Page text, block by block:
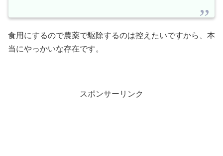
食用にするので農薬で駆除するのは控えたいですから、本
当にやっかいな存在です。
スポンサーリンク